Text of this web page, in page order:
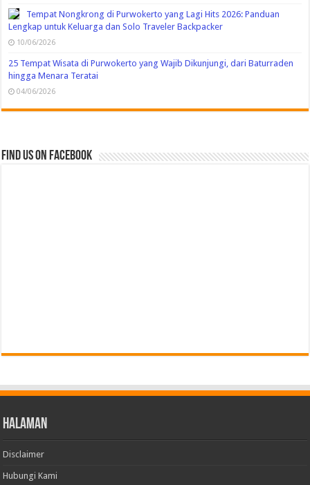
Tempat Nongkrong di Purwokerto yang Lagi Hits 2026: Panduan
Lengkap untuk Keluarga dan Solo Traveler Backpacker
10/06/2026
25 Tempat Wisata di Purwokerto yang Wajib Dikunjungi, dari Baturraden
hingga Menara Teratai
04/06/2026
Find us on Facebook
Halaman
Disclaimer
Hubungi Kami